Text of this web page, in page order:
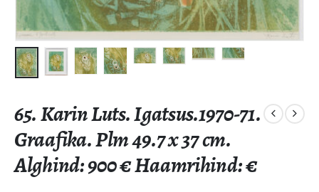
65. Karin Luts. Igatsus.1970-71.
Graafika. Plm 49.7 x 37 cm.
Alghind: 900 € Haamrihind: €